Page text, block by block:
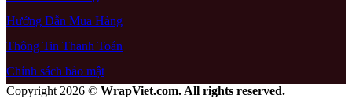
Hướng Dẫn Mua Hàng
Thông Tin Thanh Toán
Chính sách bảo mật
Copyright 2026 © WrapViet.com. All rights reserved.